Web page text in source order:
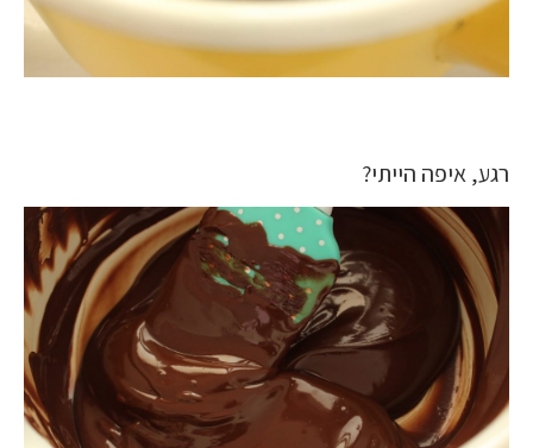
רגע, איפה הייתי?